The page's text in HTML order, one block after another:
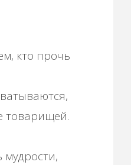
кто прочь
товарищей.